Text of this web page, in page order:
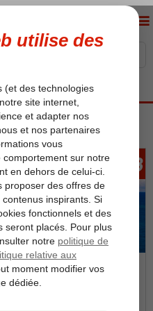
àpd 458